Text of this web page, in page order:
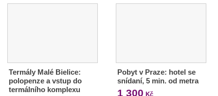
Termály Malé Bielice:
polopenze a vstup do
termálního komplexu
Pobyt v Praze: hotel se
snídaní, 5 min. od metra
1 300 Kč